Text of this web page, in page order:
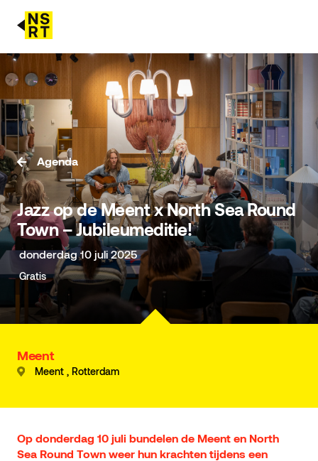
agenda & tickets
nieuws
team
over NSRT
partners
Jazz op de Meent x North Sea Round
Town – Jubileumeditie!
donderdag 10 juli 2025
Gratis
Agenda
Meent
Meent , Rotterdam
Op donderdag 10 juli bundelen de Meent en North
Sea Round Town weer hun krachten tijdens een